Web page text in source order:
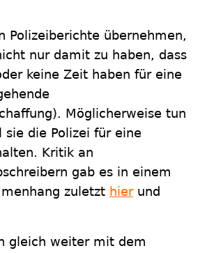
Polizeiberichte übernehmen,
nur damit zu haben, dass
keine Zeit haben für eine
Möglicherweise tun
sie die Polizei für eine
Kritik an
gab es in einem
zuletzt hierund
gleich weiter mit dem